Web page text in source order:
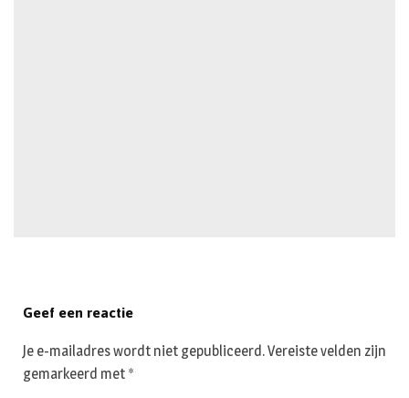
Geef een reactie
Je e-mailadres wordt niet gepubliceerd.Vereiste velden zijn
gemarkeerd met *